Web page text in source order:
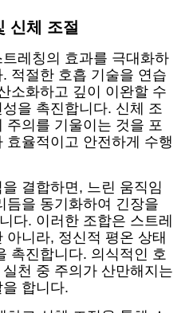
신체 조절
레칭의 효과를 극대화하
적절한 호흡 기술을 연습
소화하고 깊이 이완할 수
을 촉진합니다. 신체 조
주의를 기울이는 것을 포
효율적이고 안전하게 수행
결합하면, 느린 움직임
듬을 동기화하여 긴장을
다. 이러한 조합은 스트레
니라, 정신적 평온 상태
촉진합니다. 의식적인 호
천 중 주의가 산만해지는
합니다.